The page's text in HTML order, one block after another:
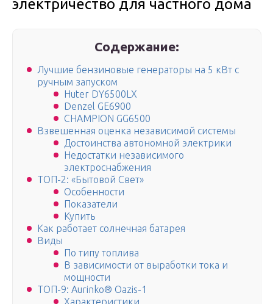
электричество для частного дома
Содержание:
Лучшие бензиновые генераторы на 5 кВт с
ручным запуском
Huter DY6500LX
Denzel GE6900
CHAMPION GG6500
Взвешенная оценка независимой системы
Достоинства автономной электрики
Недостатки независимого
электроснабжения
ТОП-2: «Бытовой Свет»
Особенности
Показатели
Купить
Как работает солнечная батарея
Виды
По типу топлива
В зависимости от выработки тока и
мощности
ТОП-9: Aurinko® Oazis-1
Характеристики